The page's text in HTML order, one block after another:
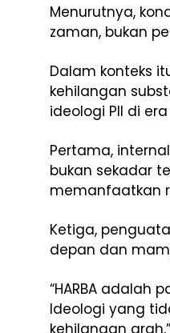
Menurutnya,
zaman, bukan
Dalam konteks
kehilangan
ideologi PII di
Pertama,
bukan sekadar
memanfaatkan
Ketiga,
depan dan
“HARBA adalah
Ideologi yang
kehilangan